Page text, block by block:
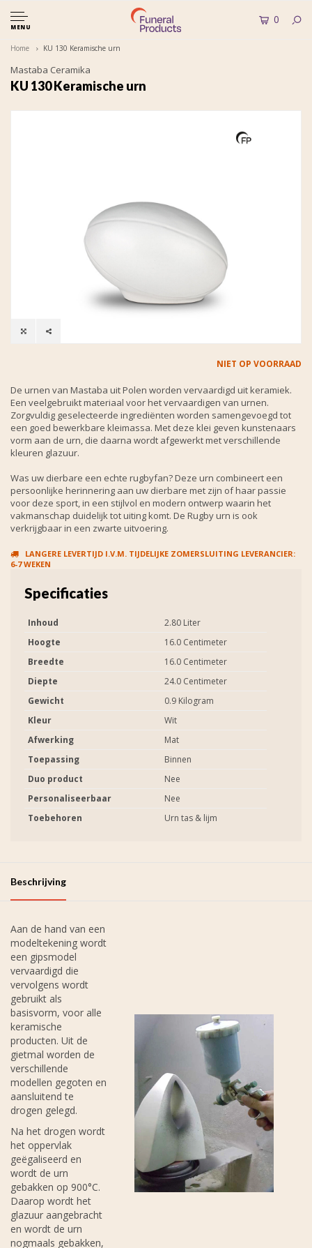
MENU
0
Home KU 130 Keramische urn
Mastaba Ceramika
KU 130 Keramische urn
NIET OP VOORRAAD
De urnen van Mastaba uit Polen worden vervaardigd uit keramiek.
Een veelgebruikt materiaal voor het vervaardigen van urnen.
Zorgvuldig geselecteerde ingrediënten worden samengevoegd tot
een goed bewerkbare kleimassa. Met deze klei geven kunstenaars
vorm aan de urn, die daarna wordt afgewerkt met verschillende
kleuren glazuur.
Was uw dierbare een echte rugbyfan? Deze urn combineert een
persoonlijke herinnering aan uw dierbare met zijn of haar passie
voor deze sport, in een stijlvol en modern ontwerp waarin het
vakmanschap duidelijk tot uiting komt. De Rugby urn is ook
verkrijgbaar in een zwarte uitvoering.
LANGERE LEVERTIJD I.V.M. TIJDELIJKE ZOMERSLUITING LEVERANCIER:
6-7 WEKEN
Specificaties
Inhoud
2.80 Liter
Hoogte
16.0 Centimeter
Breedte
16.0 Centimeter
Diepte
24.0 Centimeter
Gewicht
0.9 Kilogram
Kleur
Wit
Afwerking
Mat
Toepassing
Binnen
Duo product
Nee
Personaliseerbaar
Nee
Toebehoren
Urn tas & lijm
Beschrijving
Aan de hand van een
modeltekening wordt
een gipsmodel
vervaardigd die
vervolgens wordt
gebruikt als
basisvorm, voor alle
keramische
producten. Uit de
gietmal worden de
verschillende
modellen gegoten en
aansluitend te
drogen gelegd.
Na het drogen wordt
het oppervlak
geëgaliseerd en
wordt de urn
gebakken op 900°C.
Daarop wordt het
glazuur aangebracht
en wordt de urn
nogmaals gebakken,